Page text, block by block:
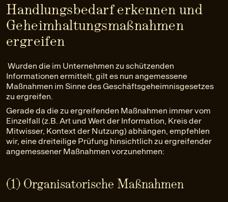
Handlungsbedarf erkennen und
Geheimhaltungsmaßnahmen
ergreifen
Wurden die im Unternehmen zu schützenden
Informationen ermittelt, gilt es nun angemessene
Maßnahmen im Sinne des Geschäftsgeheimnisgesetzes
zu ergreifen.
Gerade da die zu ergreifenden Maßnahmen immer vom
Einzelfall (z.B. Art und Wert der Information, Kreis der
Mitwisser, Kontext der Nutzung) abhängen, empfehlen
wir, eine dreiteilige Prüfung hinsichtlich zu ergreifender
angemessener Maßnahmen vorzunehmen:
(1) Organisatorische Maßnahmen